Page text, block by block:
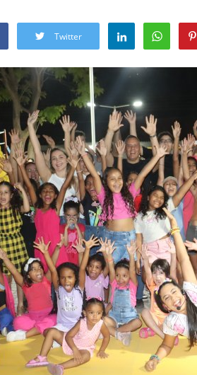
Twitter